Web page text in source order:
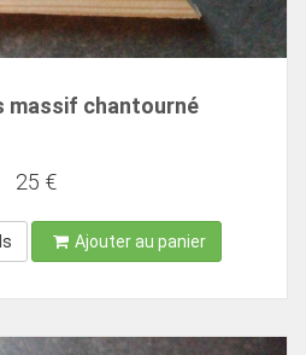
massif chantourné
25 €
Ajouter au panier